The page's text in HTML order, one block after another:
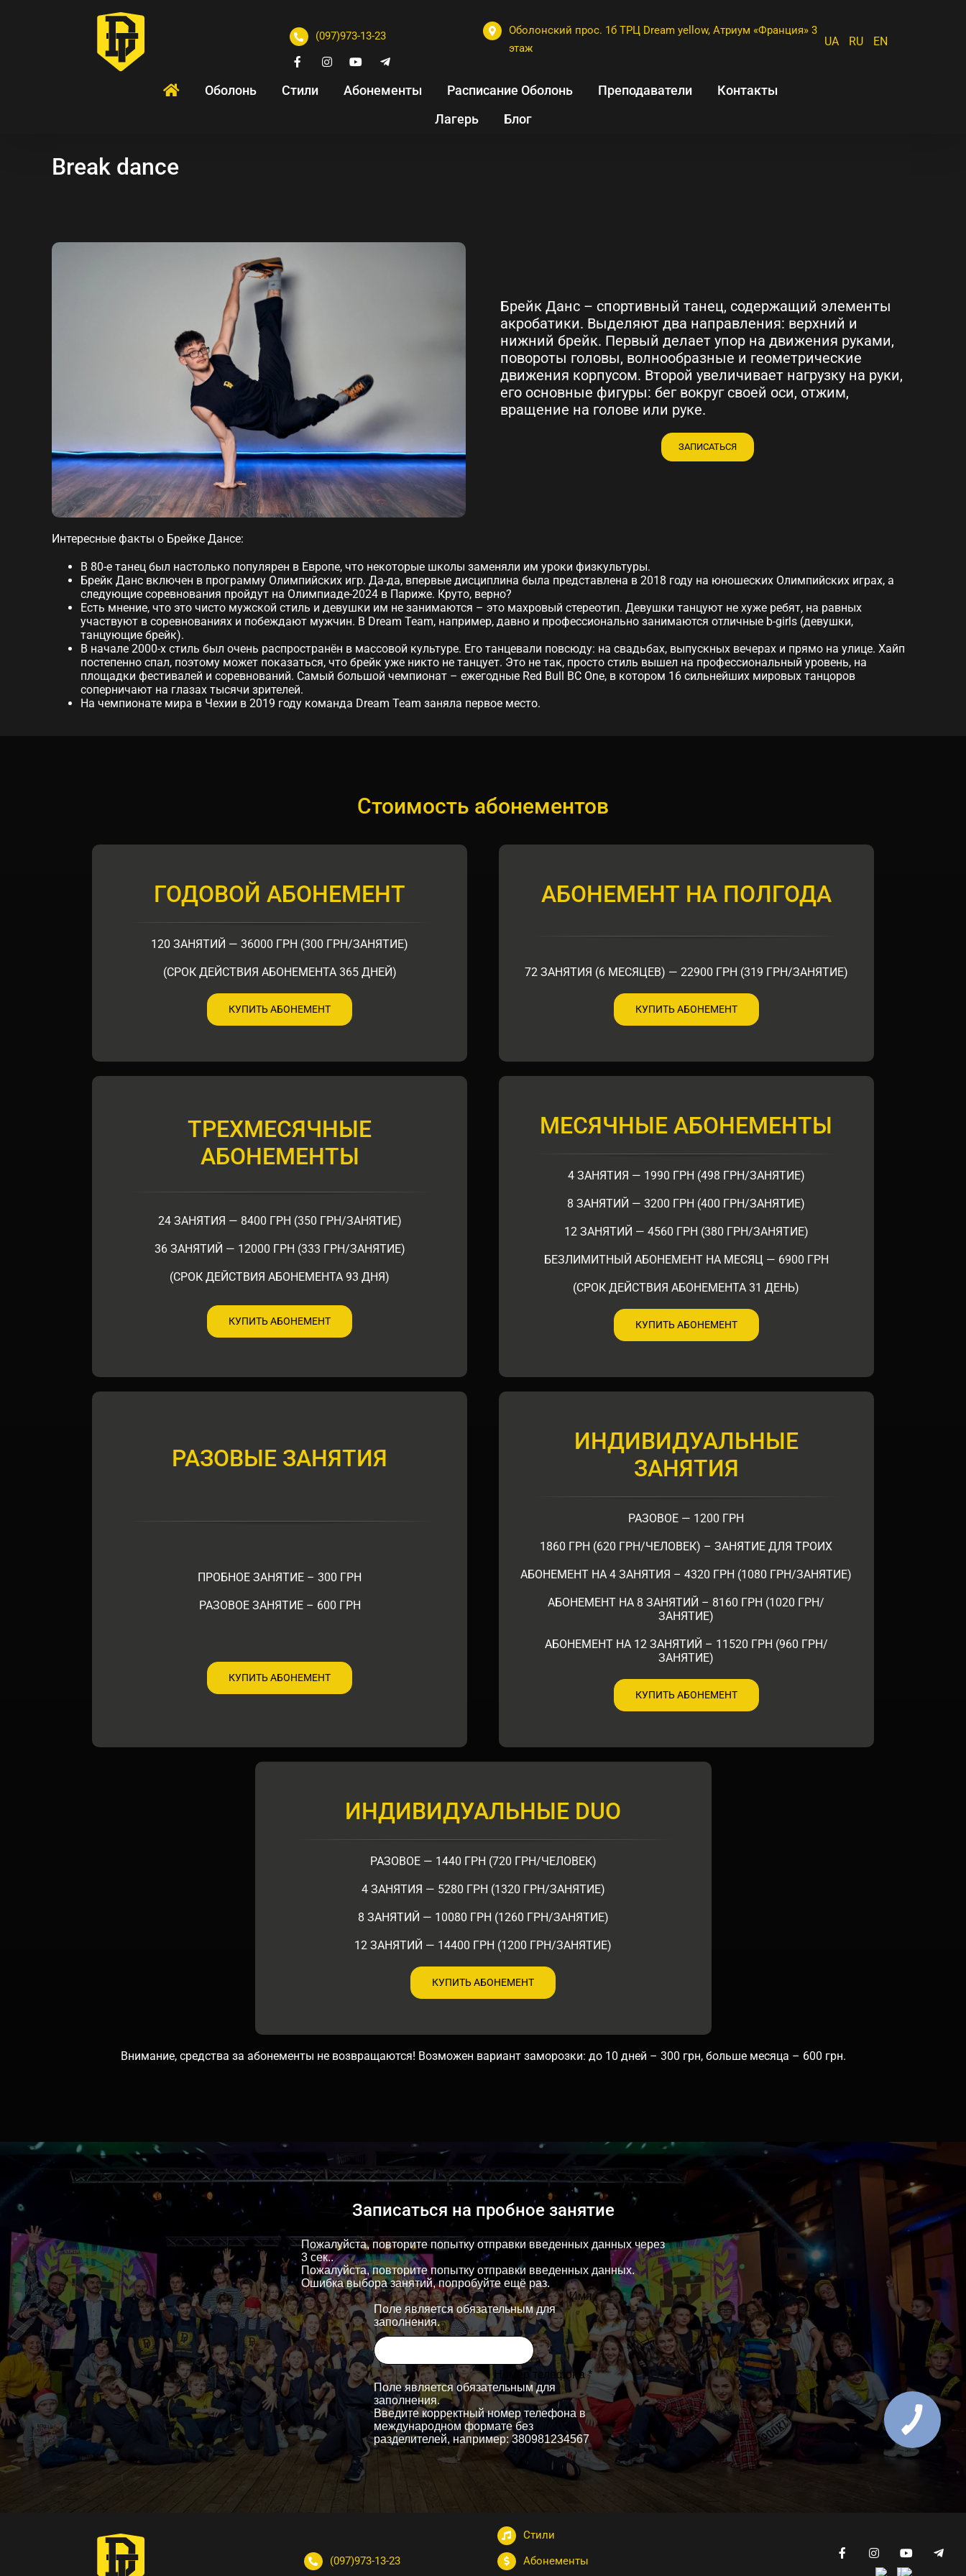
(097)973-13-23
Оболонский прос. 1б ТРЦ Dream yellow, Атриум «Франция» 3
этаж
UA RU EN
Оболонь Стили Абонементы Расписание Оболонь Преподаватели
Контакты
Лагерь
Блог
Break dance
Брейк Данс – спортивный танец, содержащий элементы
акробатики. Выделяют два направления: верхний и
нижний брейк. Первый делает упор на движения руками,
повороты головы, волнообразные и геометрические
движения корпусом. Второй увеличивает нагрузку на руки,
его основные фигуры: бег вокруг своей оси, отжим,
вращение на голове или руке.
ЗАПИСАТЬСЯ
Интересные факты о Брейке Дансе:
В 80-е танец был настолько популярен в Европе, что некоторые школы заменяли им уроки физкультуры.
Брейк Данс включен в программу Олимпийских игр. Да-да, впервые дисциплина была представлена ​​в 2018 году на юношеских Олимпийских играх, а
следующие соревнования пройдут на Олимпиаде-2024 в Париже. Круто, верно?
Есть мнение, что это чисто мужской стиль и девушки им не занимаются – это махровый стереотип. Девушки танцуют не хуже ребят, на равных
участвуют в соревнованиях и побеждают мужчин. В Dream Team, например, давно и профессионально занимаются отличные b-girls (девушки,
танцующие брейк).
В начале 2000-х стиль был очень распространён в массовой культуре. Его танцевали повсюду: на свадьбах, выпускных вечерах и прямо на улице. Хайп
постепенно спал, поэтому может показаться, что брейк уже никто не танцует. Это не так, просто стиль вышел на профессиональный уровень, на
площадки фестивалей и соревнований. Самый большой чемпионат – ежегодные Red Bull BC One, в котором 16 сильнейших мировых танцоров
соперничают на глазах тысячи зрителей.
На чемпионате мира в Чехии в 2019 году команда Dream Team заняла первое место.
Стоимость абонементов
ГОДОВОЙ АБОНЕМЕНТ
120 ЗАНЯТИЙ — 36000 ГРН (300 ГРН/ЗАНЯТИЕ)
(СРОК ДЕЙСТВИЯ АБОНЕМЕНТА 365 ДНЕЙ)
КУПИТЬ АБОНЕМЕНТ
АБОНЕМЕНТ НА ПОЛГОДА
72 ЗАНЯТИЯ (6 МЕСЯЦЕВ) — 22900 ГРН (319 ГРН/ЗАНЯТИЕ)
КУПИТЬ АБОНЕМЕНТ
ТРЕХМЕСЯЧНЫЕ
АБОНЕМЕНТЫ
24 ЗАНЯТИЯ — 8400 ГРН (350 ГРН/ЗАНЯТИЕ)
36 ЗАНЯТИЙ — 12000 ГРН (333 ГРН/ЗАНЯТИЕ)
(СРОК ДЕЙСТВИЯ АБОНЕМЕНТА 93 ДНЯ)
КУПИТЬ АБОНЕМЕНТ
МЕСЯЧНЫЕ АБОНЕМЕНТЫ
4 ЗАНЯТИЯ — 1990 ГРН (498 ГРН/ЗАНЯТИЕ)
8 ЗАНЯТИЙ — 3200 ГРН (400 ГРН/ЗАНЯТИЕ)
12 ЗАНЯТИЙ — 4560 ГРН (380 ГРН/ЗАНЯТИЕ)
БЕЗЛИМИТНЫЙ АБОНЕМЕНТ НА МЕСЯЦ — 6900 ГРН
(СРОК ДЕЙСТВИЯ АБОНЕМЕНТА 31 ДЕНЬ)
КУПИТЬ АБОНЕМЕНТ
РАЗОВЫЕ ЗАНЯТИЯ
ПРОБНОЕ ЗАНЯТИЕ – 300 ГРН
РАЗОВОЕ ЗАНЯТИЕ – 600 ГРН
КУПИТЬ АБОНЕМЕНТ
ИНДИВИДУАЛЬНЫЕ
ЗАНЯТИЯ
РАЗОВОЕ — 1200 ГРН
1860 ГРН (620 ГРН/ЧЕЛОВЕК) – ЗАНЯТИЕ ДЛЯ ТРОИХ
АБОНЕМЕНТ НА 4 ЗАНЯТИЯ – 4320 ГРН (1080 ГРН/ЗАНЯТИЕ)
АБОНЕМЕНТ НА 8 ЗАНЯТИЙ – 8160 ГРН (1020 ГРН/
ЗАНЯТИЕ)
АБОНЕМЕНТ НА 12 ЗАНЯТИЙ – 11520 ГРН (960 ГРН/
ЗАНЯТИЕ)
КУПИТЬ АБОНЕМЕНТ
ИНДИВИДУАЛЬНЫЕ DUO
РАЗОВОЕ — 1440 ГРН (720 ГРН/ЧЕЛОВЕК)
4 ЗАНЯТИЯ — 5280 ГРН (1320 ГРН/ЗАНЯТИЕ)
8 ЗАНЯТИЙ — 10080 ГРН (1260 ГРН/ЗАНЯТИЕ)
12 ЗАНЯТИЙ — 14400 ГРН (1200 ГРН/ЗАНЯТИЕ)
КУПИТЬ АБОНЕМЕНТ
Внимание, средства за абонементы не возвращаются! Возможен вариант заморозки: до 10 дней – 300 грн, больше месяца – 600 грн.
Записаться на пробное занятие
(097)973-13-23
Стили
Абонементы